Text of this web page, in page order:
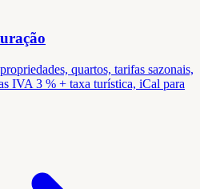
quartos, tarifas sazonais,
IVA 3 % + taxa turística, iCal para